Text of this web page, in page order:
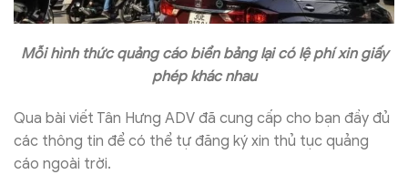
Mỗi hình thức quảng cáo biển bảng lại có lệ phí xin giấy
phép khác nhau
Qua bài viết Tân Hưng ADV đã cung cấp cho bạn đầy đủ
các thông tin để có thể tự đăng ký xin thủ tục quảng
cáo ngoài trời.